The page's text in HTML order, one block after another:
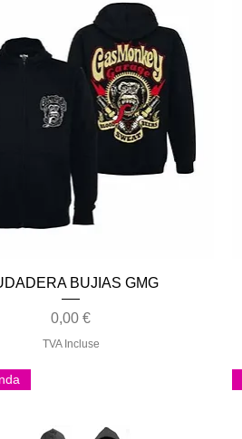
Aperçu rapideBUJIAS GMG
Prix
0,00 €
TVA Incluse